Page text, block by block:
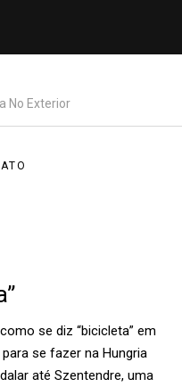
No Exterior
se diz “bicicleta” em
se fazer na Hungria
até Szentendre, uma